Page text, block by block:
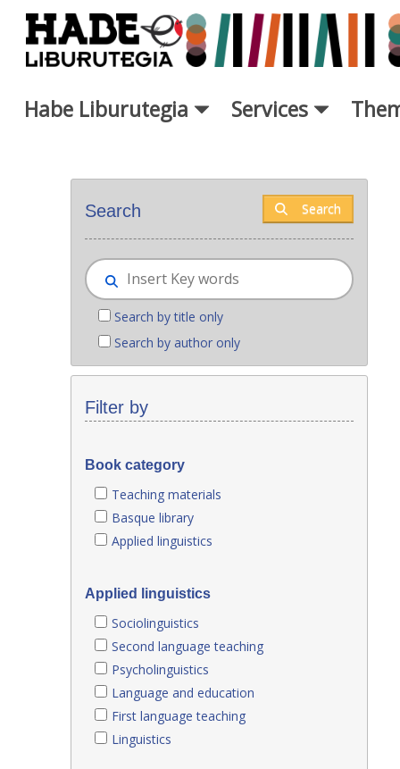
Skip to Main Content
Habe Liburutegia Services
Search Search
Search by title only
Search by author only
Filter by
Book category
Teaching materials
Basque library
Applied linguistics
Applied linguistics
Sociolinguistics
Second language teaching
Psycholinguistics
Language and education
First language teaching
Linguistics